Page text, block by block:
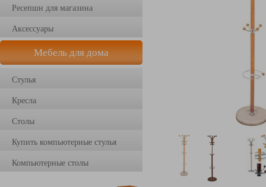
Ресепшн для магазина
Аксессуары
Мебель для дома
Стулья
Кресла
Столы
Купить компьютерные стулья
Компьютерные столы